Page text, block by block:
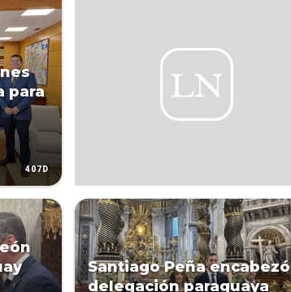
para
407D
Santiago Peña encabezó
delegación paraguaya